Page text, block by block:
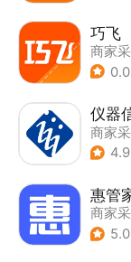
巧飞
商家
0.0
仪器
商家
4.9
惠管
商家
5.0